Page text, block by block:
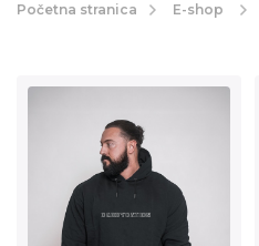
Početna stranica E-shop